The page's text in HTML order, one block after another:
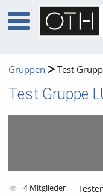
Gruppen Test
Test Gruppe
4 Mitglieder